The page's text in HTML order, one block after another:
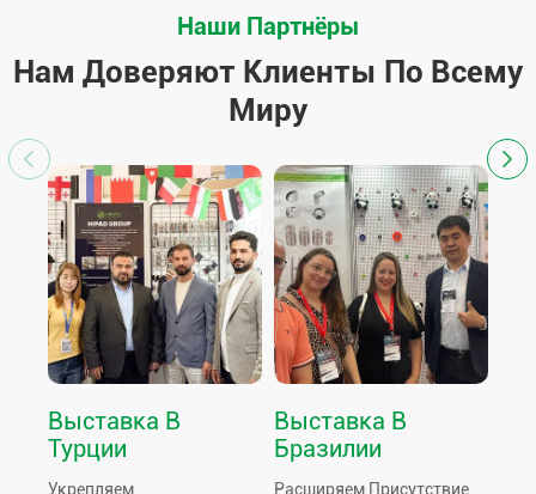
Наши Партнёры
Нам Доверяют Клиенты По Всему
Миру
Выставка В
Турции
Укрепляем
Выставка В
Бразилии
Расширяем Присутствие